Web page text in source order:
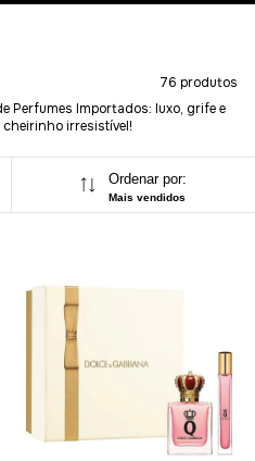
76 produtos
Perfumes Importados: luxo, grife e
irresistível!
Ordenar por:
Mais vendidos